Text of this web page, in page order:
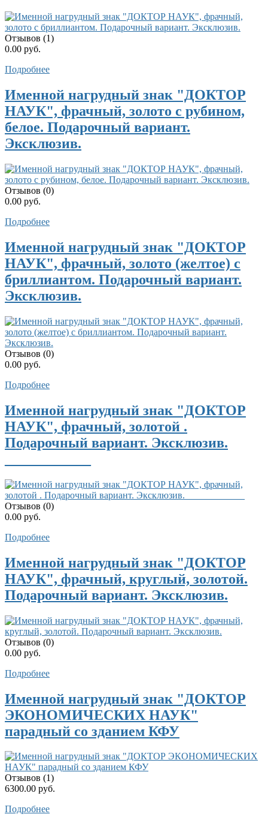
Отзывов (1)
0.00 руб.
Подробнее
Именной нагрудный знак "ДОКТОР
НАУК", фрачный, золото с рубином,
белое. Подарочный вариант.
Эксклюзив.
Отзывов (0)
0.00 руб.
Подробнее
Именной нагрудный знак "ДОКТОР
НАУК", фрачный, золото (желтое) с
бриллиантом. Подарочный вариант.
Эксклюзив.
Отзывов (0)
0.00 руб.
Подробнее
Именной нагрудный знак "ДОКТОР
НАУК", фрачный, золотой .
Подарочный вариант. Эксклюзив.
Отзывов (0)
0.00 руб.
Подробнее
Именной нагрудный знак "ДОКТОР
НАУК", фрачный, круглый, золотой.
Подарочный вариант. Эксклюзив.
Отзывов (0)
0.00 руб.
Подробнее
Именной нагрудный знак "ДОКТОР
ЭКОНОМИЧЕСКИХ НАУК"
парадный со зданием КФУ
Отзывов (1)
6300.00 руб.
Подробнее